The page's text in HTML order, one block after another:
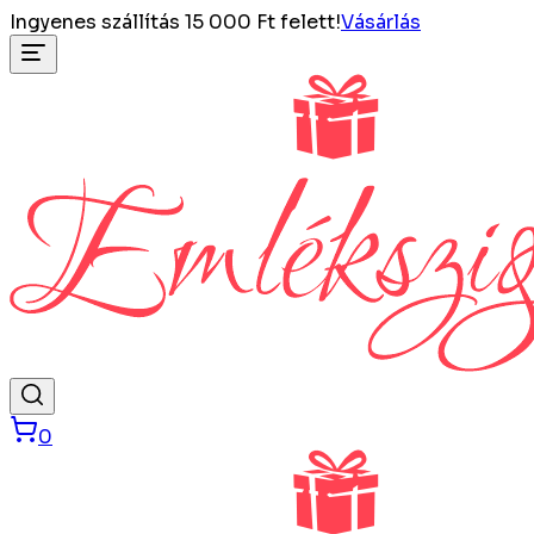
Ingyenes szállítás 15 000 Ft felett!Vásárlás
0